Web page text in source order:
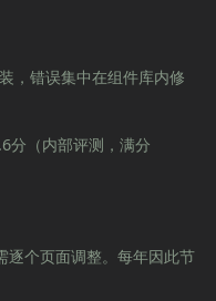
，错误集中在组件库内修
分（内部评测，满分
逐个页面调整。每年因此节